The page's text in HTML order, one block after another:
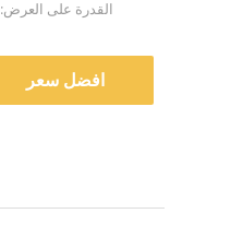
القدرة على العرض:
افضل سعر